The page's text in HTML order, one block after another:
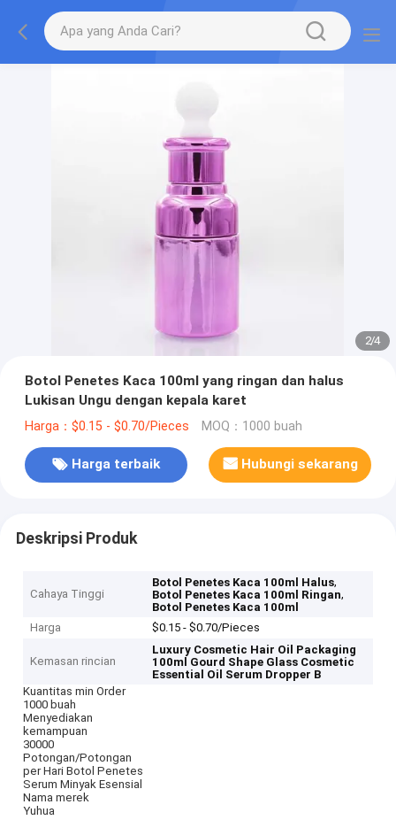
2/4
Botol Penetes Kaca 100ml yang ringan dan halus
Lukisan Ungu dengan kepala karet
Harga：$0.15 - $0.70/Pieces MOQ：1000 buah
Harga terbaik Hubungi sekarang
Deskripsi Produk
Cahaya Tinggi
Botol Penetes Kaca 100ml Halus,
Botol Penetes Kaca 100ml Ringan,
Botol Penetes Kaca 100ml
Harga
$0.15 - $0.70/Pieces
Kemasan rincian
Luxury Cosmetic Hair Oil Packaging
100ml Gourd Shape Glass Cosmetic
Essential Oil Serum Dropper B
Kuantitas min Order
1000 buah
Menyediakan
kemampuan
30000
Potongan/Potongan
per Hari Botol Penetes
Serum Minyak Esensial
Nama merek
Yuhua